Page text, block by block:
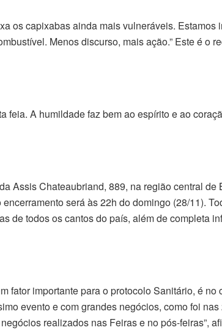
os capixabas ainda mais vulneráveis. Estamos
Menos discurso, mais ação.” Este é o
A humildade faz bem ao espírito e ao
Assis Chateaubriand, 889, na região central de
será às 22h do domingo (28/11).
de todos os cantos do país, além de completa
fator importante para o protocolo Sanitário, é
evento e com grandes negócios, como foi
realizados nas Feiras e no pós-feiras”,